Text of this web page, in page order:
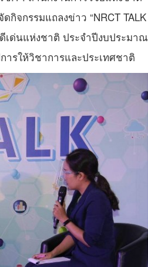
จกรรมแถลงข่าว “NRCT TALK
เด่นแห่งชาติ ประจำปีงบประมาณ
ารให้วิชาการและประเทศชาติ